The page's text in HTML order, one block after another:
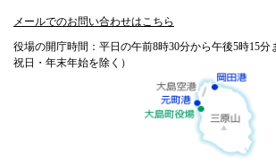
メールでのお問い合わせはこちら
役場の開庁時間：平日の午前8時30分から午後5時15
祝日・年末年始を除く）